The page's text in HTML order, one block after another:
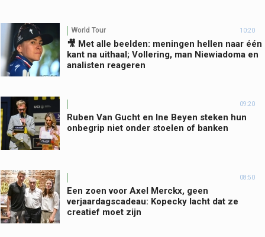
World Tour 10:20
🎥 Met alle beelden: meningen hellen naar één
kant na uithaal; Vollering, man Niewiadoma en
analisten reageren
09:20
Ruben Van Gucht en Ine Beyen steken hun
onbegrip niet onder stoelen of banken
08:50
Een zoen voor Axel Merckx, geen
verjaardagscadeau: Kopecky lacht dat ze
creatief moet zijn